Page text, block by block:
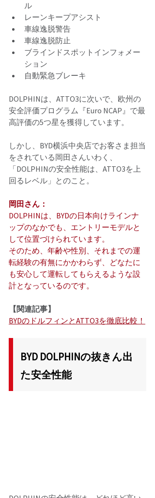
ル
レーンキープアシスト
車線逸脱警告
車線逸脱防止
ブラインドスポットインフォメー
ション
自動緊急ブレーキ
DOLPHINは、ATTO3に次いで、欧州の
安全評価プログラム『Euro NCAP』で最
高評価の5つ星を獲得しています。
しかし、BYD横浜中央店でお客さま担当
をされている岡田さんいわく、
「DOLPHINの安全性能は、ATTO3を上
回るレベル」とのこと。
岡田さん：
DOLPHINは、BYDの日本向けラインナ
ップのなかでも、エントリーモデルと
して位置づけられています。
そのため、年齢や性別、それまでの運
転経験の有無にかかわらず、どなたに
も安心して運転してもらえるような設
計となっているのです。
【関連記事】
BYDのドルフィンとATTO3を徹底比較！
BYD DOLPHINの抜きん出
た安全性能